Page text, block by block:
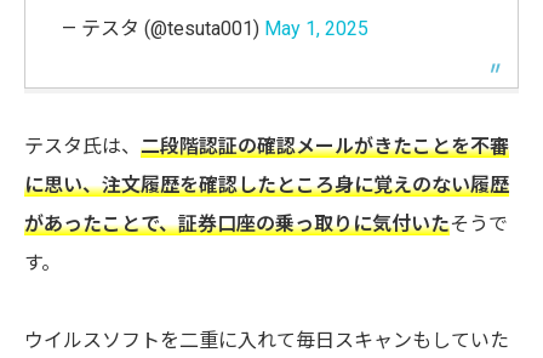
— テスタ (@tesuta001) May 1, 2025
テスタ氏は、 二段階認証の確認メールがきたことを不審
に思い、注文履歴を確認したところ身に覚えのない履歴
があったことで、証券口座の乗っ取りに気付いたそうで
す。
ウイルスソフトを二重に入れて毎日スキャンもしていた